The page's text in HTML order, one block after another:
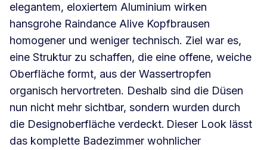
elegantem, eloxiertem Aluminium wirken
hansgrohe Raindance Alive Kopfbrausen
homogener und weniger technisch. Ziel war es,
eine Struktur zu schaffen, die eine offene, weiche
Oberfläche formt, aus der Wassertropfen
organisch hervortreten. Deshalb sind die Düsen
nun nicht mehr sichtbar, sondern wurden durch
die Designoberfläche verdeckt. Dieser Look lässt
das komplette Badezimmer wohnlicher